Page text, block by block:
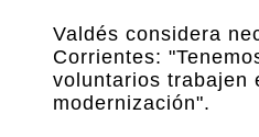
Valdés considera
Corrientes:
voluntarios trabajen
modernización".